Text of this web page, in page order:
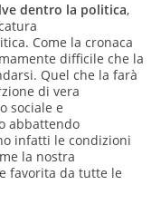
dentro la politica,
Come la cronaca
difficile che la
Quel che la farà
di vera
sociale e
abbattendo
infatti le condizioni
la nostra
favorita da tutte le